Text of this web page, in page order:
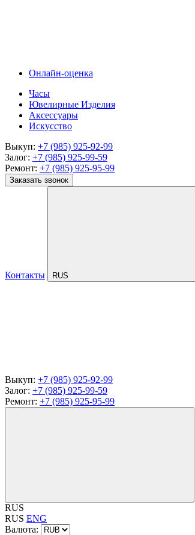
Онлайн-оценка
Часы
Ювелирные Изделия
Аксессуары
Искусство
Выкуп: +7 (985) 925-92-99
Залог: +7 (985) 925-99-59
Ремонт: +7 (985) 925-95-99
Заказать звонок
Контакты RUS
Выкуп: +7 (985) 925-92-99
Залог: +7 (985) 925-99-59
Ремонт: +7 (985) 925-95-99
RUS
RUS ENG
Валюта: